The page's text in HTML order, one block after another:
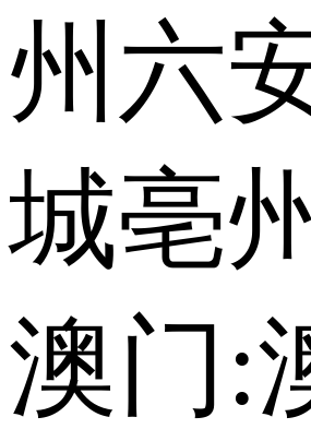
州 六
城亳州
澳门: